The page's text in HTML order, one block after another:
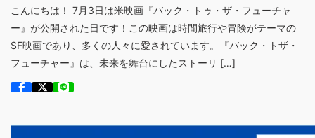
こんにちは！ 7月3日は米映画『バック・トゥ・ザ・フューチャ
ー』が公開された日です！この映画は時間旅行や冒険がテーマの
SF映画であり、多くの人々に愛されています。『バック・トザ・
フューチャー』は、未来を舞台にしたストーリ […]